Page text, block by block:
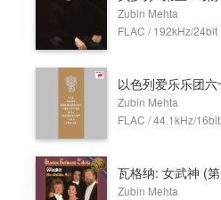
Zubin Mehta
FLAC / 192kHz/24bit
Zubin Mehta
FLAC / 44.1kHz/16bit
Zubin Mehta